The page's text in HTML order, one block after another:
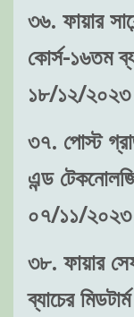
৩৬. ফায়ার
কোর্স-১৬তম
১৮/১২/
৩৭. পোস্ট
এন্ড
০৭/১১/
৩৮. ফায়ার
ব্যাচের